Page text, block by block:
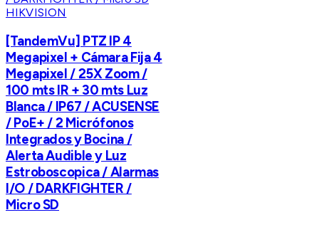
HIKVISION
[TandemVu] PTZ IP 4
Megapixel + Cámara Fija 4
Megapixel / 25X Zoom /
100 mts IR + 30 mts Luz
Blanca / IP67 / ACUSENSE
/ PoE+ / 2 Micrófonos
Integrados y Bocina /
Alerta Audible y Luz
Estroboscopica / Alarmas
I/O / DARKFIGHTER /
Micro SD